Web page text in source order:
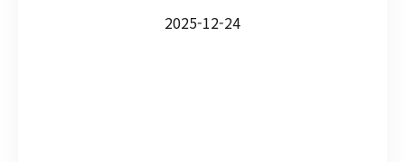
2025-12-24